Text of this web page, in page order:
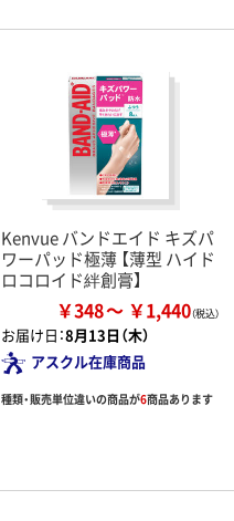
Kenvue バンドエイド キズパ
ワーパッド極薄 【薄型 ハイド
ロコロイド絆創膏】
￥348 ￥1,440
お届け日：8月13日（木）
アスクル在庫商品
種類・販売単位違いの商品が6商品あります